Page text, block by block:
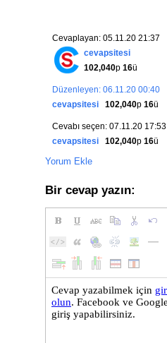
Cevaplayan: 05.11.20 21:37
cevapsitesi
102,040p 16ü
Düzenleyen: 06.11.20 00:40
cevapsitesi
102,040p 16ü
Cevabı seçen: 07.11.20 17:53
cevapsitesi
102,040p 16ü
Yorum Ekle
Bir cevap yazın: